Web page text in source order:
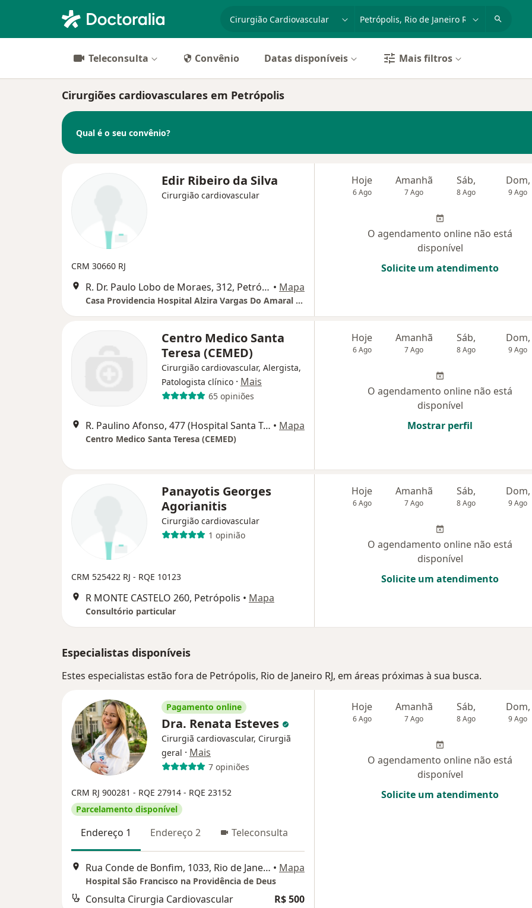
cidade ou região
Teleconsulta Convênio Datas disponíveis Mais filtros
Cirurgiões cardiovasculares em Petrópolis
Qual é o seu convênio?
Edir Ribeiro da Silva
Cirurgião cardiovascular
CRM 30660 RJ
R. Dr. Paulo Lobo de Moraes, 312, Petrópolis • Mapa
Casa Providencia Hospital Alzira Vargas Do Amaral Peixoto
Hoje
6 Ago
Amanhã
7 Ago
Sáb,
8 Ago
Dom,
9 Ago
O agendamento online não está
disponível
Solicite um atendimento
Centro Medico Santa
Teresa (CEMED)
Cirurgião cardiovascular, Alergista,
Patologista clínico · Mais
65 opiniões
R. Paulino Afonso, 477 (Hospital Santa Teresa), Petrópolis • Mapa
Centro Medico Santa Teresa (CEMED)
Hoje
6 Ago
Amanhã
7 Ago
Sáb,
8 Ago
Dom,
9 Ago
O agendamento online não está
disponível
Mostrar perfil
Panayotis Georges
Agorianitis
Cirurgião cardiovascular
1 opinião
CRM 525422 RJ - RQE 10123
R MONTE CASTELO 260, Petrópolis • Mapa
Consultório particular
Hoje
6 Ago
Amanhã
7 Ago
Sáb,
8 Ago
Dom,
9 Ago
O agendamento online não está
disponível
Solicite um atendimento
Especialistas disponíveis
Estes especialistas estão fora de Petrópolis, Rio de Janeiro RJ, em áreas próximas à sua busca.
Pagamento online
Dra. Renata Esteves
Cirurgiã cardiovascular, Cirurgiã
geral · Mais
7 opiniões
CRM RJ 900281 - RQE 27914 - RQE 23152
Parcelamento disponível
Endereço 1 Endereço 2 Teleconsulta
Rua Conde de Bonfim, 1033, Rio de Janeiro • Mapa
Hospital São Francisco na Providência de Deus
Consulta Cirurgia Cardiovascular R$ 500
Hoje
6 Ago
Amanhã
7 Ago
Sáb,
8 Ago
Dom,
9 Ago
O agendamento online não está
disponível
Solicite um atendimento